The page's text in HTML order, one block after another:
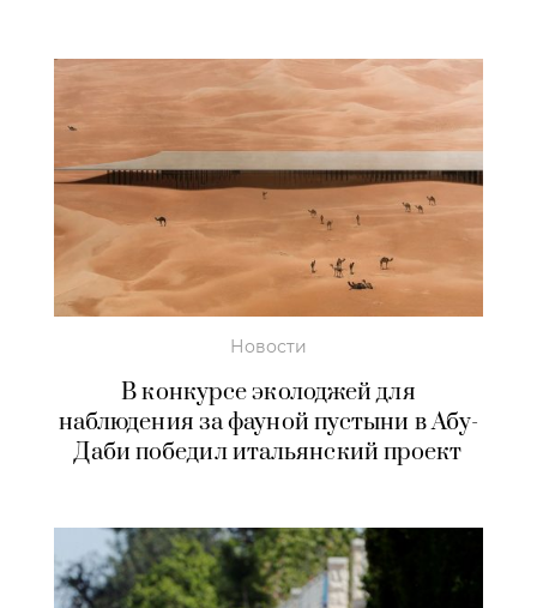
Новости
В конкурсе эколоджей для
наблюдения за фауной пустыни в Абу-
Даби победил итальянский проект